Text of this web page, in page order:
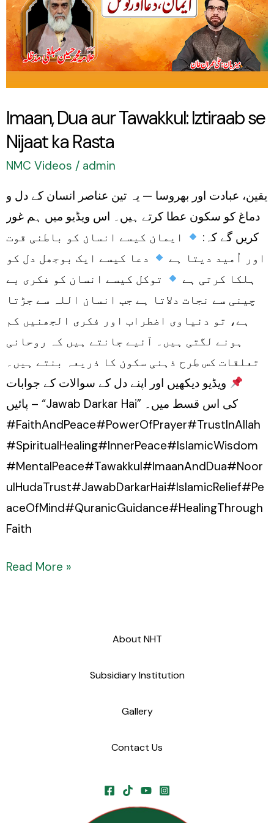
Imaan, Dua aur Tawakkul: Iztiraab se
Nijaat ka Rasta
NMC Videos / admin
یقین، عبادت اور بھروسا — یہ تین عناصر انسان کے دل و
دماغ کو سکون عطا کرتے ہیں۔ اس ویڈیو میں ہم غور
کریں گے کہ:
ایمان کیسے انسان کو باطنی قوت
اور اُمید دیتا ہے
دعا کیسے ایک بوجھل دل کو
ہلکا کرتی ہے
توکل کیسے انسان کو فکری بے
چینی سے نجات دلاتا ہے جب انسان اللہ سے جڑتا
ہے، تو دنیاوی اضطراب اور فکری الجھنیں کم
ہونے لگتی ہیں۔ آئیے جانتے ہیں کہ روحانی
تعلقات کس طرح ذہنی سکون کا ذریعہ بنتے ہیں۔
ویڈیو دیکھیں اور اپنے دل کے سوالات کے جوابات
پائیں – “Jawab Darkar Hai” کی اس قسط میں۔
#FaithAndPeace#PowerOfPrayer#TrustInAllah
#SpiritualHealing#InnerPeace#IslamicWisdom
#MentalPeace#Tawakkul#ImaanAndDua#Noor
ulHudaTrust#JawabDarkarHai#IslamicRelief#Pe
aceOfMind#QuranicGuidance#HealingThrough
Faith
se
Nijaat
ka
Read More »
About NHT
Subsidiary Institution
Gallery
Contact Us